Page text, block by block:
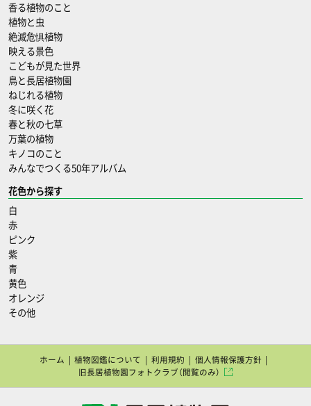
香る植物のこと
植物と虫
絶滅危惧植物
映える景色
こどもが見た世界
鳥と長居植物園
ねじれる植物
冬に咲く花
春と秋の七草
万葉の植物
キノコのこと
みんなでつくる50年アルバム
花色から探す
白
赤
ピンク
紫
青
黄色
オレンジ
その他
ホーム 植物図鑑について 利用規約
個人情報保護方針
旧長居植物園フォトクラブ（閲覧のみ）